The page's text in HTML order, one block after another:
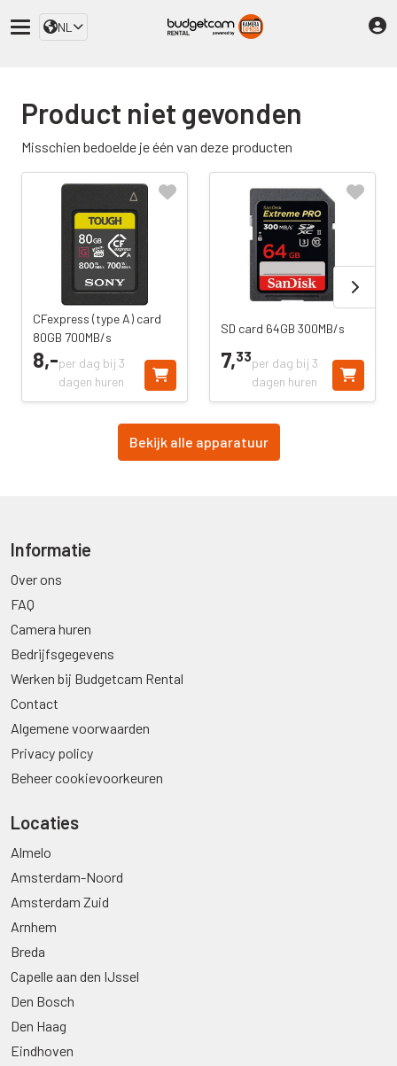
NL
Product niet gevonden
Misschien bedoelde je één van deze producten
CFexpress (type A) card
80GB 700MB/s
8,-per dag bij 3
dagen huren
SD card 64GB 300MB/s
7,33per dag bij 3
dagen huren
Bekijk alle apparatuur
Informatie
Over ons
FAQ
Camera huren
Bedrijfsgegevens
Werken bij Budgetcam Rental
Contact
Algemene voorwaarden
Privacy policy
Beheer cookievoorkeuren
Locaties
Almelo
Amsterdam-Noord
Amsterdam Zuid
Arnhem
Breda
Capelle aan den IJssel
Den Bosch
Den Haag
Eindhoven